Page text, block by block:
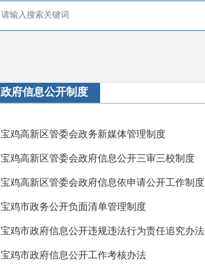
政府信息公开制度
宝鸡高新区管委会政务新媒体管理制度
宝鸡高新区管委会政府信息公开三审三校制度
宝鸡高新区管委会政府信息依申请公开工作制度
宝鸡市政务公开负面清单管理制度
宝鸡市政府信息公开违规违法行为责任追究办法
宝鸡市政府信息公开工作考核办法